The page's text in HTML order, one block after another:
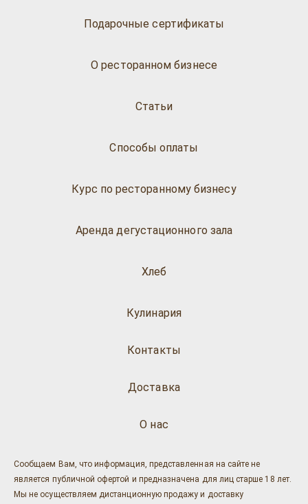
Подарочные сертификаты
О ресторанном бизнесе
Статьи
Способы оплаты
Курс по ресторанному бизнесу
Аренда дегустационного зала
Хлеб
Кулинария
О нас
Доставка
Контакты
Сообщаем Вам, что информация, представленная на сайте не
является публичной офертой и предназначена для лиц старше 18 лет.
Мы не осуществляем дистанционную продажу и доставку